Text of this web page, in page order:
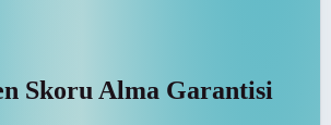
Skoru Alma Garantisi